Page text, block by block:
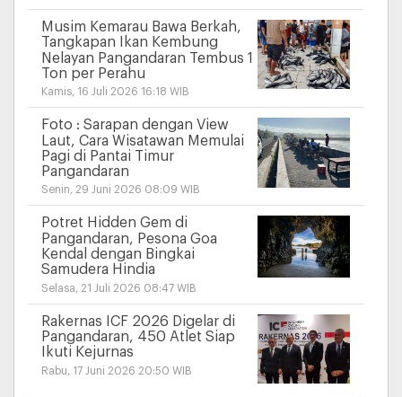
Musim Kemarau Bawa Berkah,
Tangkapan Ikan Kembung
Nelayan Pangandaran Tembus 1
Ton per Perahu
Kamis, 16 Juli 2026 16:18 WIB
Foto : Sarapan dengan View
Laut, Cara Wisatawan Memulai
Pagi di Pantai Timur
Pangandaran
Senin, 29 Juni 2026 08:09 WIB
Potret Hidden Gem di
Pangandaran, Pesona Goa
Kendal dengan Bingkai
Samudera Hindia
Selasa, 21 Juli 2026 08:47 WIB
Rakernas ICF 2026 Digelar di
Pangandaran, 450 Atlet Siap
Ikuti Kejurnas
Rabu, 17 Juni 2026 20:50 WIB